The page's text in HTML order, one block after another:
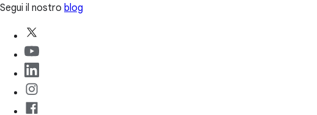
Segui il nostro blog